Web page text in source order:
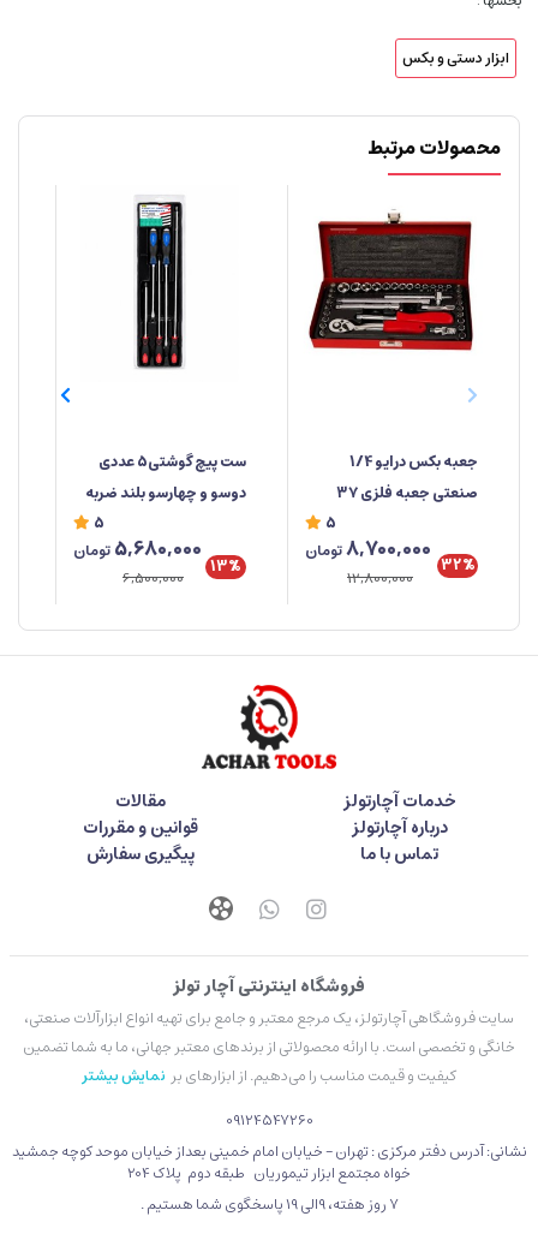
ابزار دستی و بکس
محصولات مرتبط
جعبه‌ بکس درایو 1/4
صنعتی جعبه فلزی ۳۷
5
32%
8,700,000تومان
12,800,000
ست پیچ گوشتی5 عددی
دوسو و چهارسو بلند ضربه
خور برند راهسول ساخت
تایوان
5
13%
5,680,000تومان
6,500,000
خدمات آچارتولز
مقالات
درباره آچارتولز
قوانین و مقررات
تماس با ما
پیگیری سفارش
فروشگاه اینترنتی آچار تولز
سایت فروشگاهی آچارتولز، یک مرجع معتبر و جامع برای تهیه انواع ابزارآلات صنعتی،
خانگی و تخصصی است. با ارائه محصولاتی از برندهای معتبر جهانی، ما به شما تضمین
کیفیت و قیمت مناسب را می‌دهیم. از ابزارهای بر نمایش بیشتر
09124547260
نشانی: آدرس دفتر مرکزی : تهران - خیابان امام خمینی بعداز خیابان موحد کوچه جمشید
خواه مجتمع ابزار تیموریان طبقه دوم پلاک 204
۷ روز هفته، 9الی 19 پاسخگوی شما هستیم .